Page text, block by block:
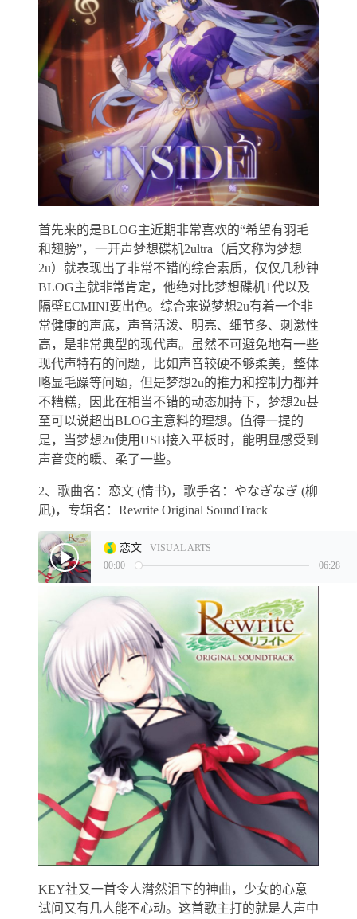
首先来的是BLOG主近期非常喜欢的“希望有羽毛
和翅膀”，一开声梦想碟机2ultra（后文称为梦想
2u）就表现出了非常不错的综合素质，仅仅几秒钟
BLOG主就非常肯定，他绝对比梦想碟机1代以及
隔壁ECMINI要出色。综合来说梦想2u有着一个非
常健康的声底，声音活泼、明亮、细节多、刺激性
高，是非常典型的现代声。虽然不可避免地有一些
现代声特有的问题，比如声音较硬不够柔美，整体
略显毛躁等问题，但是梦想2u的推力和控制力都并
不糟糕，因此在相当不错的动态加持下，梦想2u甚
至可以说超出BLOG主意料的理想。值得一提的
是，当梦想2u使用USB接入平板时，能明显感受到
声音变的暖、柔了一些。
2、歌曲名：恋文 (情书)，歌手名：やなぎなぎ (柳
凪)，专辑名：Rewrite Original SoundTrack
KEY社又一首令人潸然泪下的神曲，少女的心意
试问又有几人能不心动。这首歌主打的就是人声中